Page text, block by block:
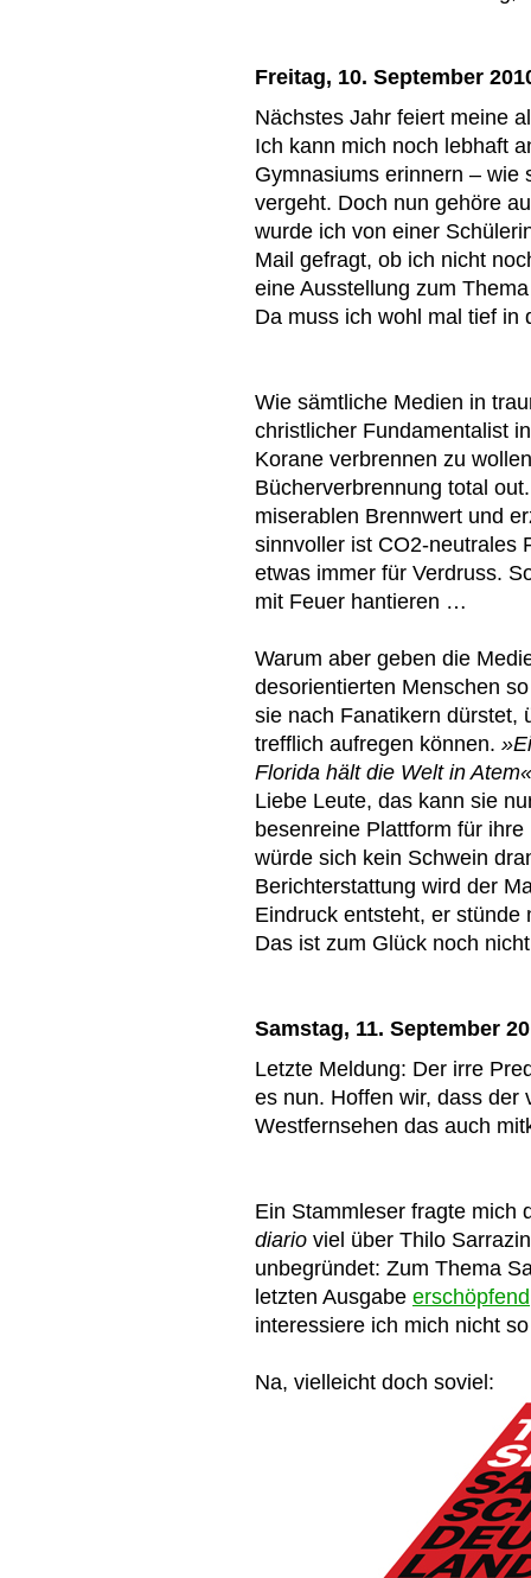
Freitag, 10. September
Nächstes Jahr feiert meine
Ich kann mich noch lebhaft
Gymnasiums erinnern – wie
vergeht. Doch nun gehöre
wurde ich von einer
Mail gefragt, ob ich nicht
eine Ausstellung zum
Da muss ich wohl mal tief in
Wie sämtliche Medien in
christlicher Fundamentalist
Korane verbrennen zu
Bücherverbrennung total
miserablen Brennwert und
sinnvoller ist CO2-neutrales
etwas immer für Verdruss.
mit Feuer hantieren …
Warum aber geben die
desorientierten Menschen
sie nach Fanatikern dürstet,
trefflich aufregen können.
Florida hält die Welt in Atem«
Liebe Leute, das kann sie
besenreine Plattform für
würde sich kein Schwein
Berichterstattung wird der
Eindruck entsteht, er
Das ist zum Glück noch
Samstag, 11. September
Letzte Meldung: Der irre
es nun. Hoffen wir, dass der
Westfernsehen das auch
Ein Stammleser fragte mich
diario viel über Thilo
unbegründet: Zum Thema
letzten Ausgabe erschöpfend
interessiere ich mich nicht
Na, vielleicht doch soviel: